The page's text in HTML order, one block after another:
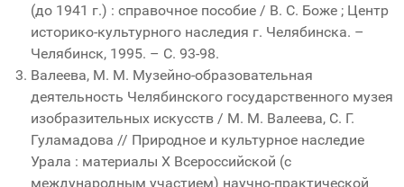
(до 1941 г.) : справочное пособие / В. С. Боже ; Центр
историко-культурного наследия г. Челябинска. –
Челябинск, 1995. – С. 93-98.
Валеева, М. М. Музейно-образовательная
деятельность Челябинского государственного музея
изобразительных искусств / М. М. Валеева, С. Г.
Гуламадова // Природное и культурное наследие
Урала : материалы X Всероссийской (с
международным участием) научно-практической